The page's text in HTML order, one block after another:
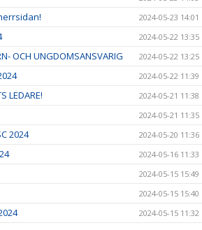
2024-05-23 14:01
2024-05-22 13:35
OCH UNGDOMSANSVARIG 2024-05-22 13:25
2024-05-22 11:39
LEDARE! 2024-05-21 11:38
2024-05-21 11:35
2024 2024-05-20 11:36
2024-05-16 11:33
2024-05-15 15:49
2024-05-15 15:40
2024-05-15 11:32